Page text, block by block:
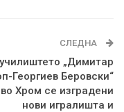
СЛЕДНА
„Димитар
Георгиев Беровски“
во Хром се изградени
нови игралишта и